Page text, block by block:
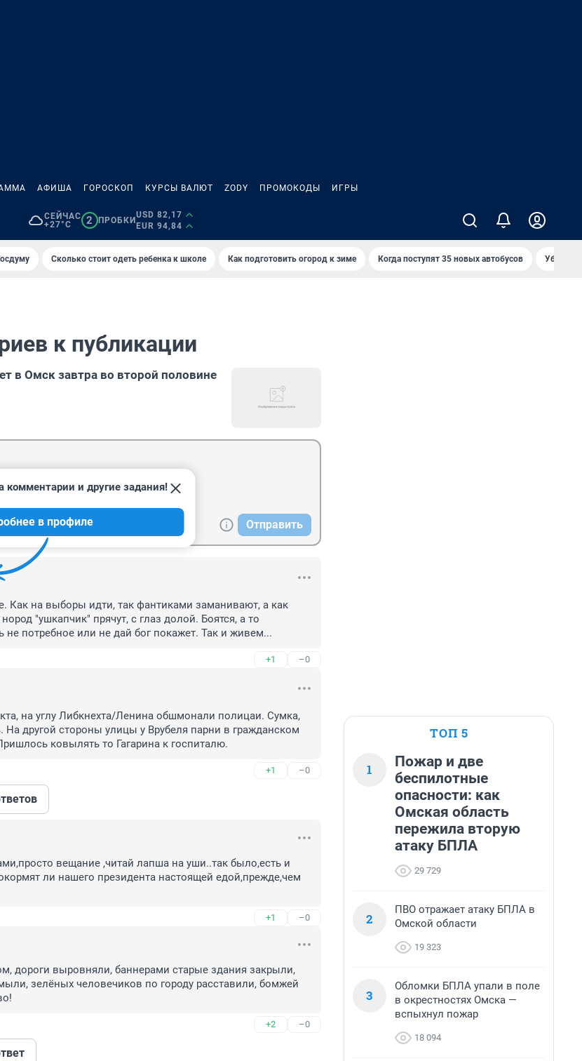
АФИША ГОРОСКОП КУРСЫ ВАЛЮТ ZODY ПРОМОКОДЫ ИГРЫ
СЕЙЧАС
+27°C
2 ПРОБКИ
USD 82,17
EUR 94,84
Сколько стоит одеть ребенка к школе Как подготовить огород к зиме Когда поступят 35 новых автобусов Убийца
к публикации
в Омск завтра во второй половине
Отправить
комментарии и другие задания!
в профиле
Как на выборы идти, так фантиками заманивают, а как
"ушкапчик" прячут, с глаз долой. Боятся, а то
не потребное или не дай бог покажет. Так и живем...
+1 –0
на углу Либкнехта/Ленина обшмонали полицаи. Сумка,
На другой стороны улицы у Врубеля парни в гражданском
ковылять то Гагарина к госпиталю.
+1 –0
вещание ,читай лапша на уши..так было,есть и
ли нашего президента настоящей едой,прежде,чем
+1 –0
дороги выровняли, баннерами старые здания закрыли,
зелёных человечиков по городу расставили, бомжей
+2 –0
ТОП 5
1
Пожар и две
беспилотные
опасности: как
Омская область
пережила вторую
атаку БПЛА
29 729
2
ПВО отражает атаку БПЛА в
Омской области
19 323
3
Обломки БПЛА упали в поле
в окрестностях Омска —
вспыхнул пожар
18 094